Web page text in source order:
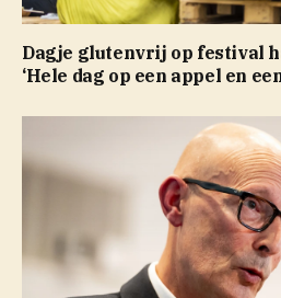
Dagje glutenvrij op festival
‘Hele dag op een appel en